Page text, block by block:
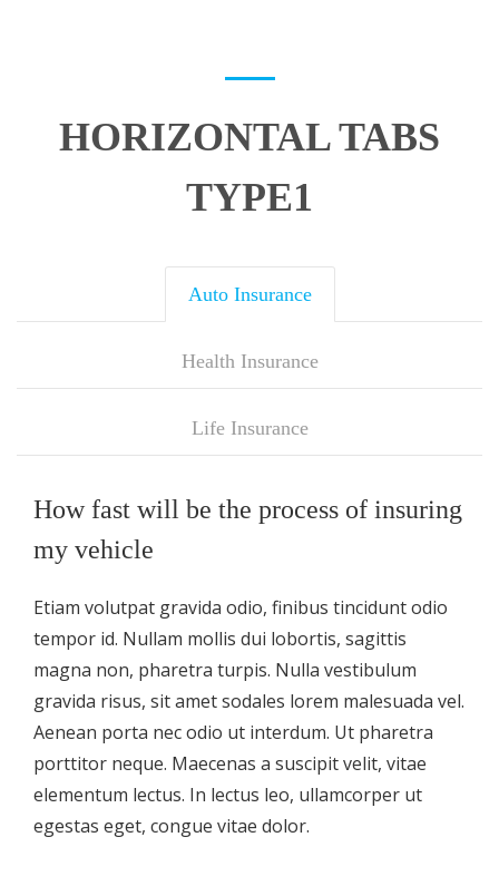
HORIZONTAL TABS
TYPE1
Auto Insurance
Health Insurance
Life Insurance
How fast will be the process of insuring
my vehicle
Etiam volutpat gravida odio, finibus tincidunt odio
tempor id. Nullam mollis dui lobortis, sagittis
magna non, pharetra turpis. Nulla vestibulum
gravida risus, sit amet sodales lorem malesuada vel.
Aenean porta nec odio ut interdum. Ut pharetra
porttitor neque. Maecenas a suscipit velit, vitae
elementum lectus. In lectus leo, ullamcorper ut
egestas eget, congue vitae dolor.